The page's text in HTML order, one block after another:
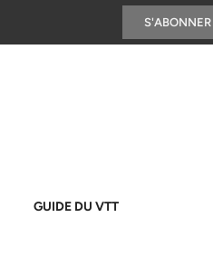
S'ABONNER
GUIDE DU VTT